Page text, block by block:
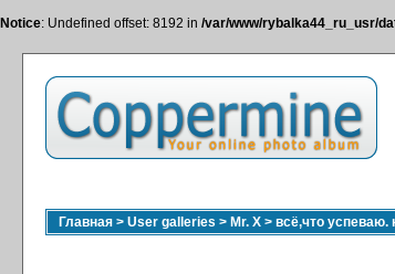
Notice: Undefined offset: 8192 in /var/www/rybalka44_ru_usr/
Главная > User galleries > Mr. X > всё,что успеваю.